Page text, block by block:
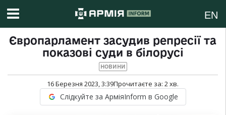
EN
Європарламент засудив репресії та
показові суди в білорусі
НОВИНИ
16 Березня 2023, 3:39Прочитаєте за: 2хв.
Слідкуйте за АрміяInform в Google